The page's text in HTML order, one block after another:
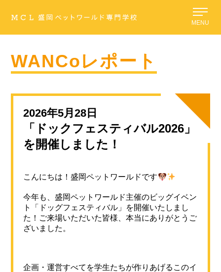
MENU
WANCoレポート
2026年5月28日
「ドックフェスティバル2026」
を開催しました！
こんにちは！盛岡ペットワールドです
今年も、盛岡ペットワールド主催のビッグイベン
ト「ドッグフェスティバル」を開催いたしまし
た！ご来場いただいた皆様、本当にありがとうご
ざいました。
企画・運営すべてを学生たちが作りあげるこのイ